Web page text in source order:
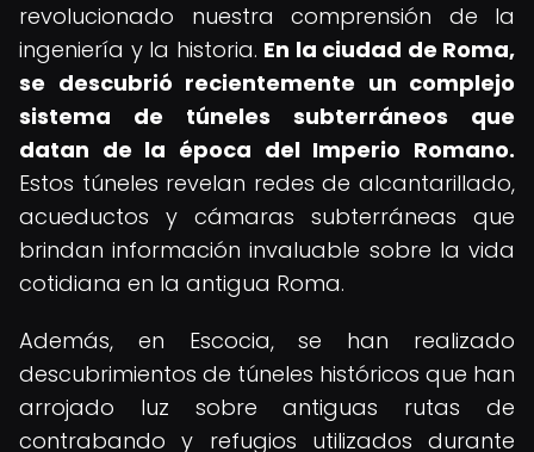
revolucionado nuestra comprensión de la
ingeniería y la historia. En la ciudad de Roma,
se descubrió recientemente un complejo
sistema de túneles subterráneos que
datan de la época del Imperio Romano.
Estos túneles revelan redes de alcantarillado,
acueductos y cámaras subterráneas que
brindan información invaluable sobre la vida
cotidiana en la antigua Roma.
Además, en Escocia, se han realizado
descubrimientos de túneles históricos que han
arrojado luz sobre antiguas rutas de
contrabando y refugios utilizados durante